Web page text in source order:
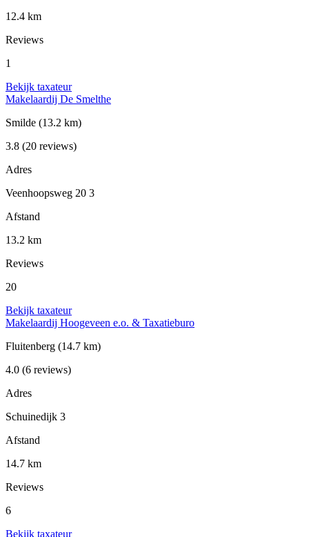
12.4 km
Reviews
1
Bekijk taxateur
Makelaardij De Smelthe
Smilde (13.2 km)
3.8 (20 reviews)
Adres
Veenhoopsweg 20 3
Afstand
13.2 km
Reviews
20
Bekijk taxateur
Makelaardij Hoogeveen e.o. & Taxatieburo
Fluitenberg (14.7 km)
4.0 (6 reviews)
Adres
Schuinedijk 3
Afstand
14.7 km
Reviews
6
Bekijk taxateur